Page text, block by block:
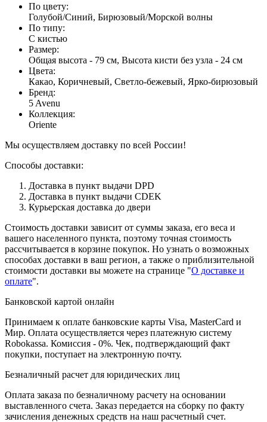
По цвету:
Голубой/Синий, Бирюзовый/Морской волны
По типу:
С кистью
Размер:
Общая высота - 79 см, Высота кисти без узла - 24 см
Цвета:
Какао, Коричневый, Светло-бежевый, Ярко-бирюзовый
Бренд:
5 Avenu
Коллекция:
Oriente
Мы осуществляем доставку по всей России!
Способы доставки:
Доставка в пункт выдачи DPD
Доставка в пункт выдачи CDEK
Курьерская доставка до двери
Стоимость доставки зависит от суммы заказа, его веса и
вашего населенного пункта, поэтому точная стоимость
рассчитывается в корзине покупок. Но узнать о возможных
способах доставки в ваш регион, а также о приблизительной
стоимости доставки вы можете на странице "О доставке и
оплате".
Банковской картой онлайн
Принимаем к оплате банковские карты Visa, MasterCard и
Мир. Оплата осуществляется через платежную систему
Robokassa. Комиссия - 0%. Чек, подтверждающий факт
покупки, поступает на электронную почту.
Безналичный расчет для юридических лиц
Оплата заказа по безналичному расчету на основании
выставленного счета. Заказ передается на сборку по факту
зачисления денежных средств на наш расчетный счет.